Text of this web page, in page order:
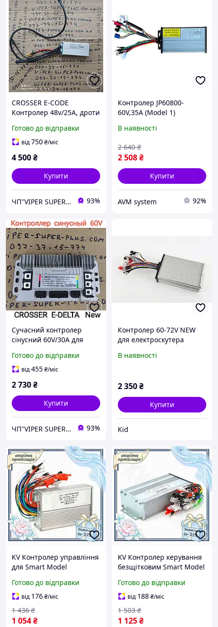
CROSSER E-CODE
Контролер 48v/25A, дроти
Електровелосипед
Електрофетбайк 20
Готово до відправки
від750₴/міс
4 500₴
Купити
ЧП"VIPER SUPER PLUS" Сільгосптехніка, велосипеди, сільгосптовар. 93%
Контролер JP60800-
60V,35A (Model 1)
В наявності
2 508₴
2 640 ₴
Купити
AVM system 92%
Сучасний контролер
сінусний 60V/30А для
Crosser E-Delta (NEW),
Fada Ruta, 301
Готово до відправки
від455₴/міс
2 730₴
Купити
ЧП"VIPER SUPER PLUS" Сільгосптехніка, велосипеди, сільгосптовар. 93%
Контролер 60-72V NEW
для електроскутера
інтелектуальний блок
В наявності
2 350₴
Купити
Kid
KV Контролер управління
для Smart Model
60V 64V 450W для
електросамокатів та
99/KVI
Готово до відправки
від 176₴/міс
1 054₴
1 436 ₴
KV Контролер керування
безщітковим Smart Model
64V для електроскутера
електров 99/KVI
Готово до відправки
від 188₴/міс
1 125₴
1 503 ₴